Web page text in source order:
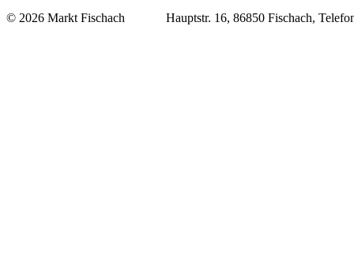
© 2026 Markt Fischach Hauptstr. 16, 86850 Fischach, Telefon